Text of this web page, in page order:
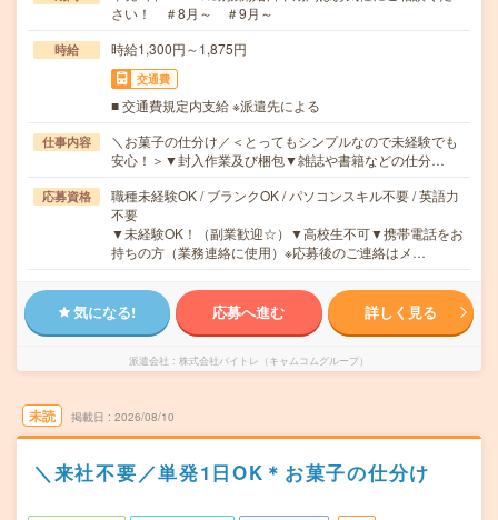
さい！ ＃8月～ ＃9月～
時給 時給1,300円～1,875円
交通費
■ 交通費規定内支給 ※派遣先による
仕事内容
＼お菓子の仕分け／＜とってもシンプルなので未経験でも
安心！＞▼封入作業及び梱包▼雑誌や書籍などの仕分…
応募資格
職種未経験OK / ブランクOK / パソコンスキル不要 / 英語力
不要
▼未経験OK！（副業歓迎☆）▼高校生不可▼携帯電話をお
持ちの方（業務連絡に使用）※応募後のご連絡はメ…
気になる! 応募へ進む 詳しく見る
派遣会社 株式会社バイトレ（キャムコムグループ）
未読 掲載日 2026/08/10
＼来社不要／単発1日OK＊お菓子の仕分け